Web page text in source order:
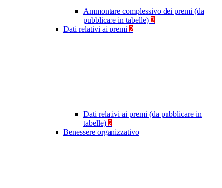
Ammontare complessivo dei premi (da
pubblicare in tabelle) 2
Dati relativi ai premi 2
Dati relativi ai premi (da pubblicare in
tabelle) 2
Benessere organizzativo